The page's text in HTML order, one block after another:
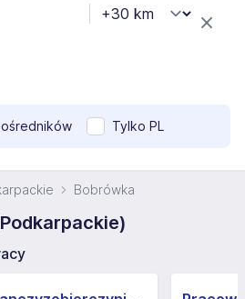
Tylko PL
Bobrówka